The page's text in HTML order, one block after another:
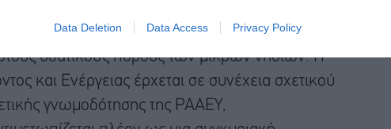
Data Deletion Data Access Privacy Policy
επισήμως το ειδικό καθεστώς που είχε
εξέλιξη που αποτυπώνει με τον πιο καθαρό
υδατικούς πόρους των μικρών νησιών. Η
και Ενέργειας έρχεται σε συνέχεια σχετικού
γνωμοδότησης της ΡΑΑΕΥ,